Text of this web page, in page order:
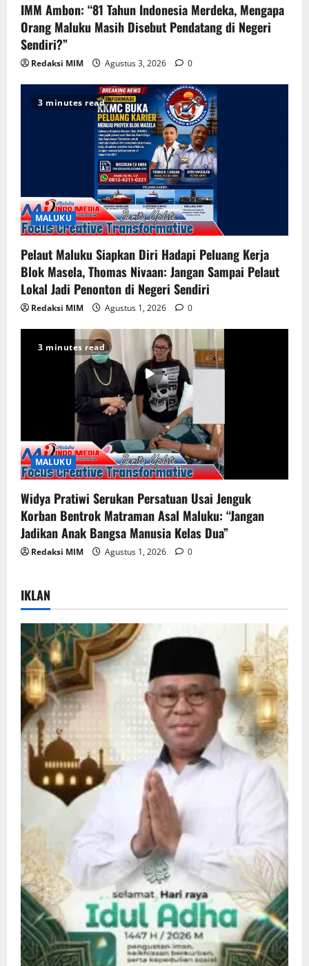
IMM Ambon: “81 Tahun Indonesia Merdeka, Mengapa
Orang Maluku Masih Disebut Pendatang di Negeri
Sendiri?”
Redaksi MIM Agustus 3, 2026 0
3 minutes read
MALUKU
Pelaut Maluku Siapkan Diri Hadapi Peluang Kerja
Blok Masela, Thomas Nivaan: Jangan Sampai Pelaut
Lokal Jadi Penonton di Negeri Sendiri
Redaksi MIM Agustus 1, 2026 0
3 minutes read
MALUKU
Widya Pratiwi Serukan Persatuan Usai Jenguk
Korban Bentrok Matraman Asal Maluku: “Jangan
Jadikan Anak Bangsa Manusia Kelas Dua”
Redaksi MIM Agustus 1, 2026 0
IKLAN